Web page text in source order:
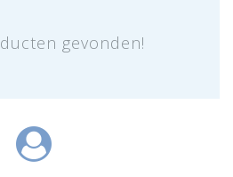
gevonden!